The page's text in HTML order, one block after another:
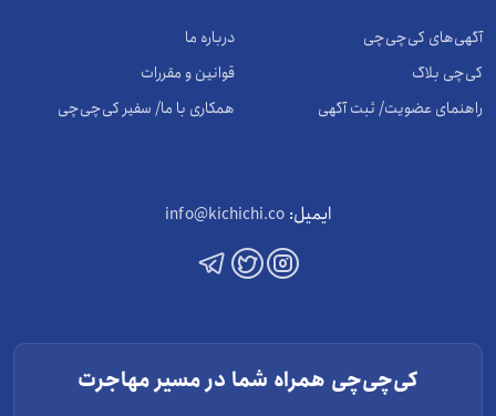
آگهی‌های کی‌چی‌چی
کی‌چی بلاگ
راهنمای عضویت/ ثبت آگهی
درباره ما
قوانین و مقررات
همکاری با ما/ سفیر کی‌چی‌چی
ایمیل: info@kichichi.co
کی‌چی‌چی همراه شما در مسیر مهاجرت